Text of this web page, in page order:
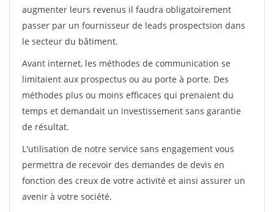
augmenter leurs revenus il faudra obligatoirement
passer par un fournisseur de leads prospectsion dans
le secteur du bâtiment.
Avant internet, les méthodes de communication se
limitaient aux prospectus ou au porte à porte. Des
méthodes plus ou moins efficaces qui prenaient du
temps et demandait un investissement sans garantie
de résultat.
L'utilisation de notre service sans engagement vous
permettra de recevoir des demandes de devis en
fonction des creux de votre activité et ainsi assurer un
avenir à votre société.